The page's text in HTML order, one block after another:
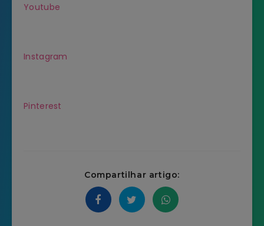
Youtube
Instagram
Pinterest
Compartilhar artigo: